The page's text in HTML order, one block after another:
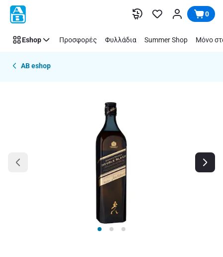
Παράλειψη 0
Eshop Προσφορές Φυλλάδια Summer Shop Μόνο
AB eshop